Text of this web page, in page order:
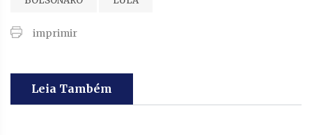
imprimir
Leia Também